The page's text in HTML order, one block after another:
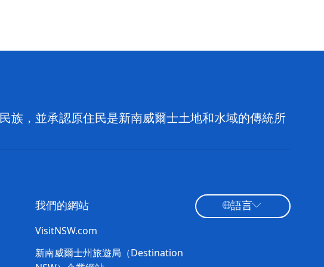
族，並承認原住民是新南威爾士土地和水域的傳統所
我們的網站
VisitNSW.com
新南威爾士州旅遊局（Destination
語言